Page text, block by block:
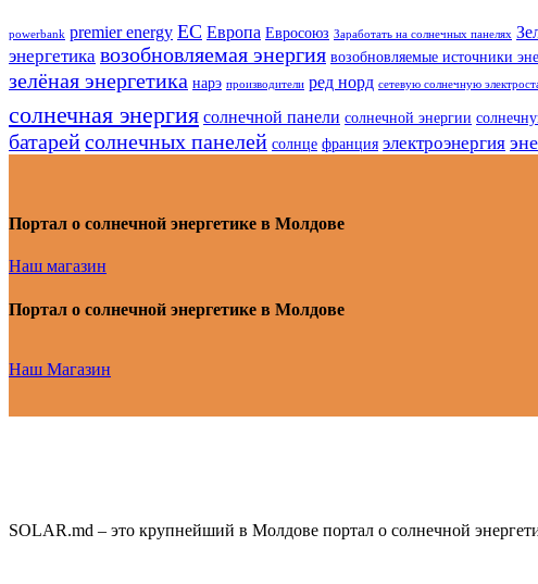
powerbank premier energy ЕС Европа Евросоюз Заработать на солнечных панелях
энергетика возобновляемая энергия возобновляемые источники
зелёная энергетика нарэ производители ред норд сетевую солнечную
солнечная энергия солнечной панели солнечной энергии
батарейсолнечных панелей солнце франция электроэнергия
Портал о солнечной энергетике в Молдове
Наш магазин
Портал о солнечной энергетике в Молдове
Наш Магазин
SOLAR.md – это крупнейший в Молдове портал о солнечной